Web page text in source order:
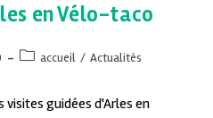
en Vélo-taco
accueil / Actualités
visites guidées d'Arles en